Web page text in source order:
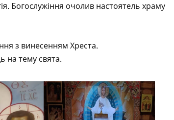
Богослужіння очолив настоятель храму
з винесенням Хреста.
на тему свята.